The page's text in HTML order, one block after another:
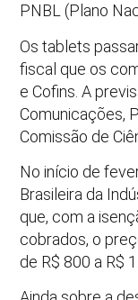
PNBL (Plano
Os tablets
fiscal que os
e Cofins. A
Comunicações,
Comissão de
No início de
Brasileira da
que, com a
cobrados, o
de R$ 800 a R$